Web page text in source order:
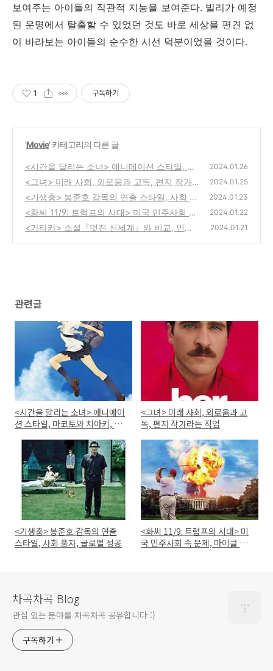
보여주는 아이들의 직관적 지능을 보여준다. 빌리가 예정
된 운명에서 탈출할 수 있었던 것도 바로 세상을 편견 없
이 바라보는 아이들의 순수한 시선 덕분이었을 것이다.
1 구독하기
'Movie' 카테고리의 다른 글
<시간을 달리는 소녀> 애니메이션 스타일, 마
코토와 치아키, 시간 여행의 딜레마
(0)
2024.01.26
<그녀> 미래 사회, 외로움과 고독, 편지 작가
라는 직업
(0)
2024.01.25
<기생충> 봉준호 감독의 연출 스타일, 사회 풍
자, 글로벌 성공
(0)
2024.01.23
<화씨 11/9: 트럼프의 시대> 미국 민주사회 속
문제, 마이클 무어의 스토리텔링, 정치와 미디
2024.01.22
<가타카> 소설『멋진 신세계』와 비교, 인간
2024.01.21
관련글
<시간을 달리는 소녀> 애니메이
션 스타일, 마코토와 치아키, 시
<그녀> 미래 사회, 외로움과 고
독, 편지 작가라는 직업
<기생충> 봉준호 감독의 연출
스타일, 사회 풍자, 글로벌 성공
<화씨 11/9: 트럼프의 시대> 미
국 민주사회 속 문제, 마이클 무
차곡차곡 Blog
관심 있는 분야를 차곡차곡 공유합니다 :)
구독하기